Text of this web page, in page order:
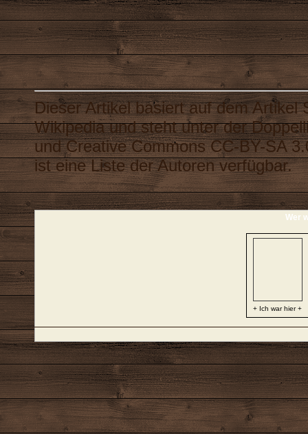
Dieser Artikel basiert auf dem Artikel
Wikipediaund steht unter der
undCreative Commons CC-BY-SA
ist eineListe der Autorenverfügbar.
Wer
+ Ich war hier +